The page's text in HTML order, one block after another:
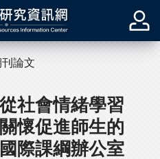
刊論文
社會情緒學習
懷促進師生的
際課綱辦公室